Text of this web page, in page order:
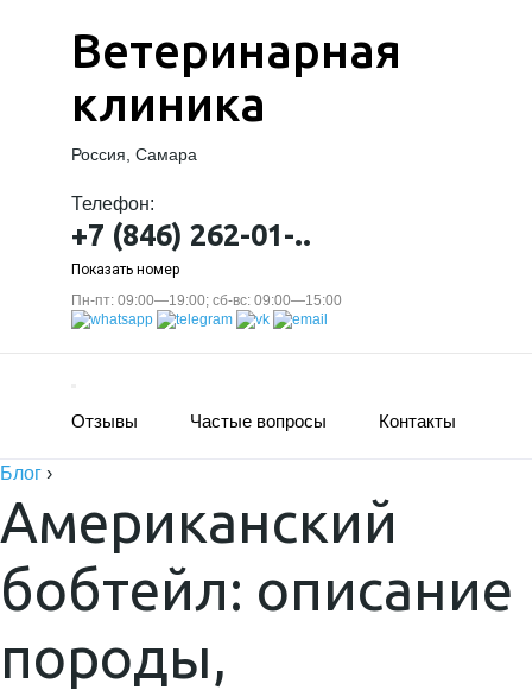
Ветеринарная
клиника
Россия, Самара
Телефон:
+7 (846) 262-01-..
Показать номер
Пн-пт: 09:00—19:00; сб-вс: 09:00—15:00
Отзывы Частые вопросы Контакты
Блог ›
Американский
бобтейл: описание
породы,